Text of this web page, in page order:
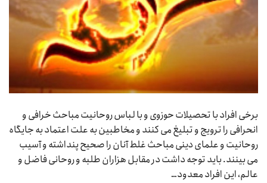
برخی افراد با تحصیلات حوزوی و با لباس روحانیت مباحث خرافی و
انحرافی را ترویج و تبلیغ می کنند و مخاطبین به علت اعتماد به جایگاه
روحانیت و علمای دینی مباحث غلط آنان را صحیح پنداشته و آسیب
می بینند. باید توجه داشت در مقابل هزاران طلبه و روحانی فاضل و
عالم، این افراد معدود…